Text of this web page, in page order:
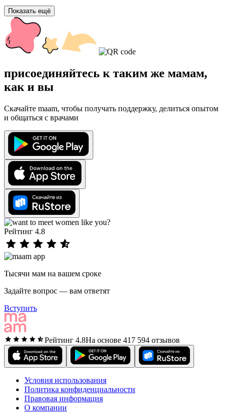
Показать ещё
присоединяйтесь к таким же мамам,
как и вы
Скачайте maam, чтобы получать поддержку, делиться опытом
и общаться с врачами
Рейтинг 4.8
Тысячи мам на вашем сроке
Задайте вопрос — вам ответят
Вступить
Рейтинг 4.8На основе 417 594 отзывов
Условия использования
Политика конфиденциальности
Правовая информация
О компании